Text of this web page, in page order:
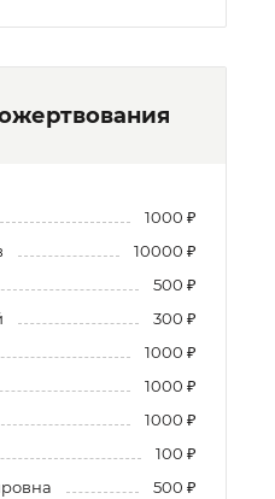
1000 ₽
10000 ₽
500 ₽
300 ₽
1000 ₽
1000 ₽
1000 ₽
100 ₽
500 ₽